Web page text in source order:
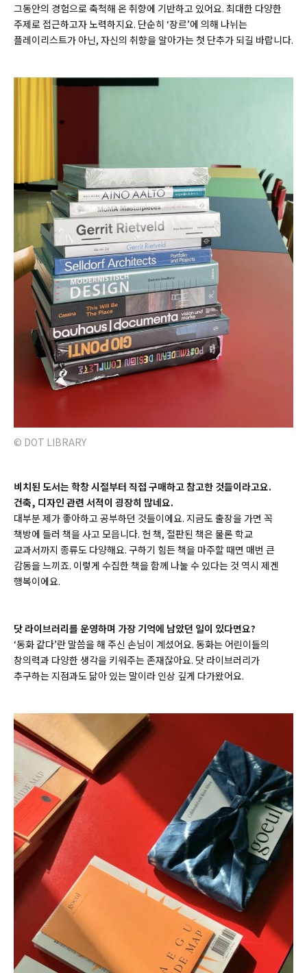
그동안의 경험으로 축척해 온 취향에 기반하고 있어요. 최대한 다양한
주제로 접근하고자 노력하지요. 단순히 ‘장르’에 의해 나뉘는
플레이리스트가 아닌, 자신의 취향을 알아가는 첫 단추가 되길 바랍니다.
© DOT LIBRARY
비치된 도서는 학창 시절부터 직접 구매하고 참고한 것들이라고요.
건축, 디자인 관련 서적이 굉장히 많네요.
대부분 제가 좋아하고 공부하던 것들이에요. 지금도 출장을 가면 꼭
책방에 들러 책을 사고 모읍니다. 헌 책, 절판된 책은 물론 학교
교과서까지 종류도 다양해요. 구하기 힘든 책을 마주할 때면 매번 큰
감동을 느끼죠. 이렇게 수집한 책을 함께 나눌 수 있다는 것 역시 제겐
행복이에요.
닷 라이브러리를 운영하며 가장 기억에 남았던 일이 있다면요?
‘동화 같다’란 말씀을 해 주신 손님이 계셨어요. 동화는 어린이들의
창의력과 다양한 생각을 키워주는 존재잖아요. 닷 라이브러리가
추구하는 지점과도 닮아 있는 말이라 인상 깊게 다가왔어요.